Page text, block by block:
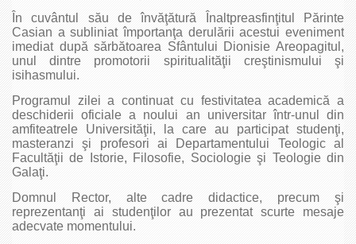
În cuvântul său de învăţătură Înaltpreasfinţitul Părinte
Casian a subliniat împortanţa derulării acestui eveniment
imediat după sărbătoarea Sfântului Dionisie Areopagitul,
unul dintre promotorii spiritualităţii creştinismului şi
isihasmului.
Programul zilei a continuat cu festivitatea academică a
deschiderii oficiale a noului an universitar într-unul din
amfiteatrele Universităţii, la care au participat studenţi,
masteranzi şi profesori ai Departamentului Teologic al
Facultăţii de Istorie, Filosofie, Sociologie şi Teologie din
Galaţi.
Domnul Rector, alte cadre didactice, precum şi
reprezentanţi ai studenţilor au prezentat scurte mesaje
adecvate momentului.